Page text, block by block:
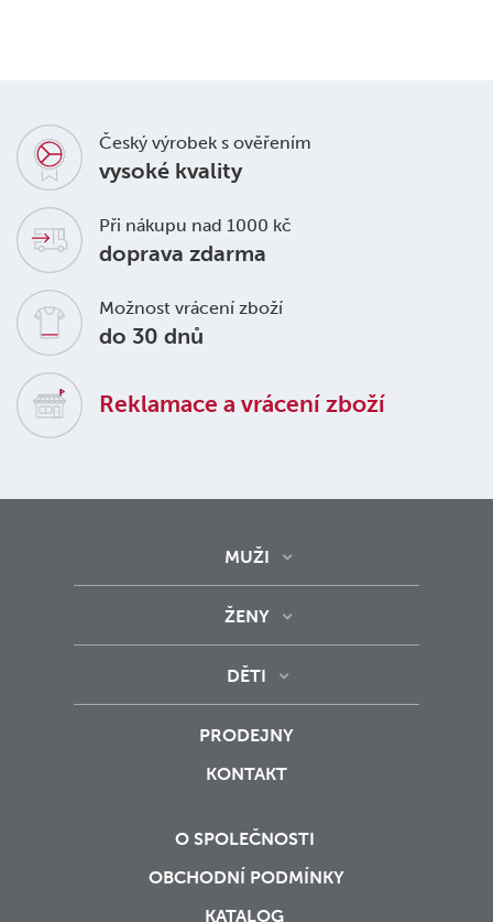
Český výrobek s ověřením
vysoké kvality
Při nákupu nad 1000 kč
doprava zdarma
Možnost vrácení zboží
do 30 dnů
Reklamace a vrácení zboží
MUŽI
ŽENY
DĚTI
PRODEJNY
KONTAKT
O SPOLEČNOSTI
OBCHODNÍ PODMÍNKY
KATALOG